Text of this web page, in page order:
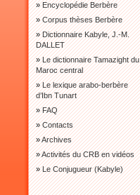
»Encyclopédie Berbère
»Corpus thèses Berbère
»Dictionnaire Kabyle, J.-M.
DALLET
»Le dictionnaire Tamazight du
Maroc central
»Le lexique arabo-berbère
d’Ibn Tunart
»FAQ
»Contacts
»Archives
»Activités du CRB en vidéos
»Le Conjugueur (Kabyle)